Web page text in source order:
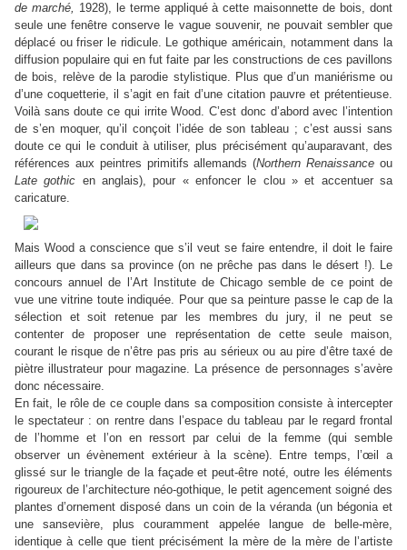
de marché, 1928), le terme appliqué à cette maisonnette de bois, dont
seule une fenêtre conserve le vague souvenir, ne pouvait sembler que
déplacé ou friser le ridicule. Le gothique américain, notamment dans la
diffusion populaire qui en fut faite par les constructions de ces pavillons
de bois, relève de la parodie stylistique. Plus que d’un maniérisme ou
d’une coquetterie, il s’agit en fait d’une citation pauvre et prétentieuse.
Voilà sans doute ce qui irrite Wood. C’est donc d’abord avec l’intention
de s’en moquer, qu’il conçoit l’idée de son tableau ; c’est aussi sans
doute ce qui le conduit à utiliser, plus précisément qu’auparavant, des
références aux peintres primitifs allemands (Northern Renaissance ou
Late gothic en anglais), pour « enfoncer le clou » et accentuer sa
caricature.
Mais Wood a conscience que s’il veut se faire entendre, il doit le faire
ailleurs que dans sa province (on ne prêche pas dans le désert !). Le
concours annuel de l’Art Institute de Chicago semble de ce point de
vue une vitrine toute indiquée. Pour que sa peinture passe le cap de la
sélection et soit retenue par les
membres du jury, il ne peut se
contenter de proposer une représentation de cette seule maison,
courant le risque de n’être pas pris au sérieux ou au pire d’être taxé de
piètre illustrateur pour magazine. La présence de personnages s’avère
donc nécessaire.
En fait, le rôle de ce couple dans sa composition consiste à intercepter
le spectateur : on rentre dans l’espace du tableau par le regard frontal
de l’homme et l’on en ressort par celui de la femme (qui semble
observer un évènement extérieur à la scène). Entre temps, l’œil a
glissé sur le triangle de la façade et peut-être noté, outre les éléments
rigoureux de l’architecture néo-gothique, le petit agencement soigné des
plantes d’ornement disposé dans un coin de la véranda (un bégonia et
une sansevière, plus couramment appelée langue de belle-mère,
identique à celle que tient précisément la mère de la mère de l’artiste